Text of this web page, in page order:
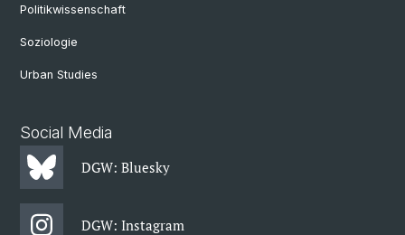
Politikwissenschaft
Soziologie
Urban Studies
Social Media
DGW: Bluesky
DGW: Instagram